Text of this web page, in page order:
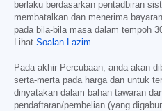
berlaku berdasarkan pentadbiran
membatalkan dan menerima
pada bila-bila masa dalam tempoh
Lihat Soalan Lazim.
Pada akhir Percubaan, anda akan
serta-merta pada harga dan untuk
dinyatakan dalam bahan tawaran
pendaftaran/pembelian (yang